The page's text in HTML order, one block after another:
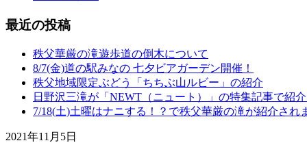
最近の投稿
秩父華厳の滝遊歩道の倒木について
8/7(金)道の駅みなの 七夕ビアガーデン開催！
秩父地域限定ぶどう「ちちぶ山ルビー」の紹介
日野沢三滝が「NEWT（ニュート）」の特集記事で紹介
7/18(土)土曜はナニする！？で秩父華厳の滝が紹介され
2021年11月5日